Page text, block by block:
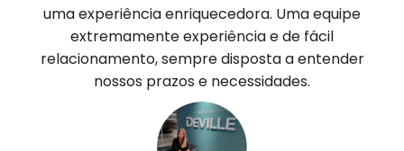
uma experiência enriquecedora. Uma equipe
extremamente experiência e de fácil
relacionamento, sempre disposta a entender
nossos prazos e necessidades.